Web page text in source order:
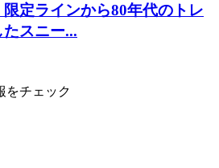
限定ラインから80年代のトレ
スニー...
をチェック